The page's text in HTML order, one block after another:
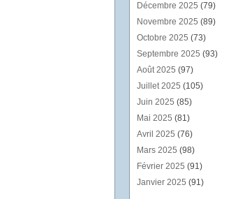
Décembre 2025 (79)
Novembre 2025 (89)
Octobre 2025 (73)
Septembre 2025 (93)
Août 2025 (97)
Juillet 2025 (105)
Juin 2025 (85)
Mai 2025 (81)
Avril 2025 (76)
Mars 2025 (98)
Février 2025 (91)
Janvier 2025 (91)